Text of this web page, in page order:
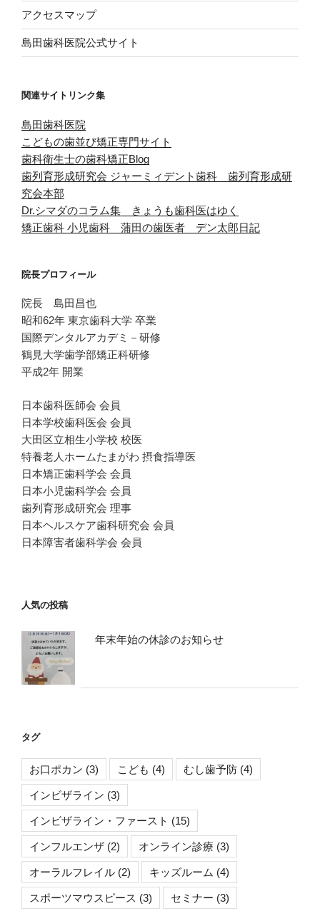
アクセスマップ
島田歯科医院公式サイト
関連サイトリンク集
島田歯科医院
こどもの歯並び矯正専門サイト
歯科衛生士の歯科矯正Blog
歯列育形成研究会 ジャーミィデント歯科 歯列育形成研
究会本部
Dr.シマダのコラム集 きょうも歯科医はゆく
矯正歯科 小児歯科 蒲田の歯医者 デン太郎日記
院長プロフィール
院長 島田昌也
昭和62年 東京歯科大学 卒業
国際デンタルアカデミ－研修
鶴見大学歯学部矯正科研修
平成2年 開業
日本歯科医師会 会員
日本学校歯科医会 会員
大田区立相生小学校 校医
特養老人ホームたまがわ 摂食指導医
日本矯正歯科学会 会員
日本小児歯科学会 会員
歯列育形成研究会 理事
日本ヘルスケア歯科研究会 会員
日本障害者歯科学会 会員
人気の投稿
年末年始の休診のお知らせ
タグ
お口ポカン (3) こども (4) むし歯予防 (4)
インビザライン (3)
インビザライン・ファースト (15)
インフルエンザ (2) オンライン診療 (3)
オーラルフレイル (2) キッズルーム (4)
スポーツマウスピース (3) セミナー (3)